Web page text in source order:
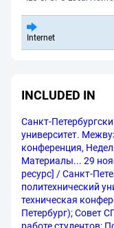
Internet
INCLUDED IN
Санкт-
университет.
конференция,
Материалы... 29
ресурс] / Санкт-
политехнический
техническая
Петербург); Совет